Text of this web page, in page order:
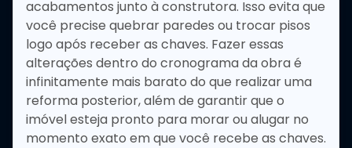
acabamentos junto à construtora. Isso evita que
você precise quebrar paredes ou trocar pisos
logo após receber as chaves. Fazer essas
alterações dentro do cronograma da obra é
infinitamente mais barato do que realizar uma
reforma posterior, além de garantir que o
imóvel esteja pronto para morar ou alugar no
momento exato em que você recebe as chaves.